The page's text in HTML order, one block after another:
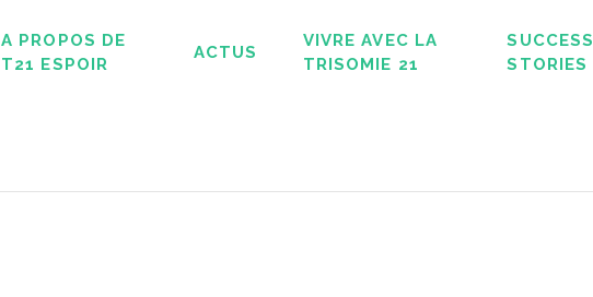
T21 Espoir
Le meilleur moyen de prédire l'avenir est de le créer
A PROPOS DE
T21 ESPOIR
ACTUS
VIVRE AVEC LA
TRISOMIE 21
SUCCESS
STORIES